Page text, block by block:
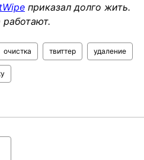
приказал долго жить.
очистка твиттер удаление